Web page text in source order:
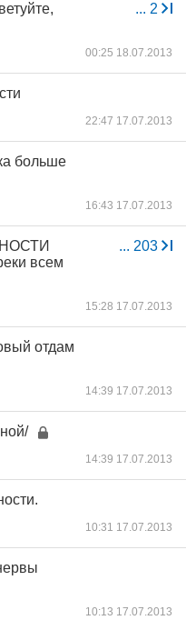
... 2
00:25 18.07.2013
22:47 17.07.2013
больше
16:43 17.07.2013
... 203
всем
15:28 17.07.2013
отдам
14:39 17.07.2013
14:39 17.07.2013
10:31 17.07.2013
10:13 17.07.2013